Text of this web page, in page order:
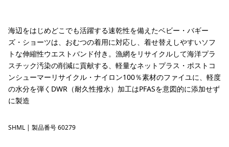
海辺をはじめどこでも活躍する速乾性を備えたベビー・バギー
ズ・ショーツは、おむつの着用に対応し、着せ替えしやすいソフ
トな伸縮性ウエストバンド付き。漁網をリサイクルして海洋プラ
スチック汚染の削減に貢献する、軽量なネットプラス・ポストコ
ンシューマーリサイクル・ナイロン100％素材のファイユに、軽度
の水分を弾くDWR（耐久性撥水）加工はPFASを意図的に添加せず
に製造
Shelly Shelly: Mellow Melon
SHML | 製品番号 60279